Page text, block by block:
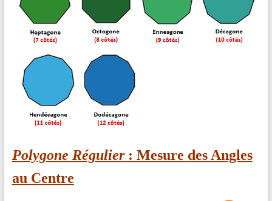
Polygone Régulier : Mesure des Angles
au Centre